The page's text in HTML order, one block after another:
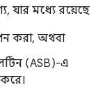
যার মধ্যে রয়েছে
করা, অথবা
(ASB)-এ